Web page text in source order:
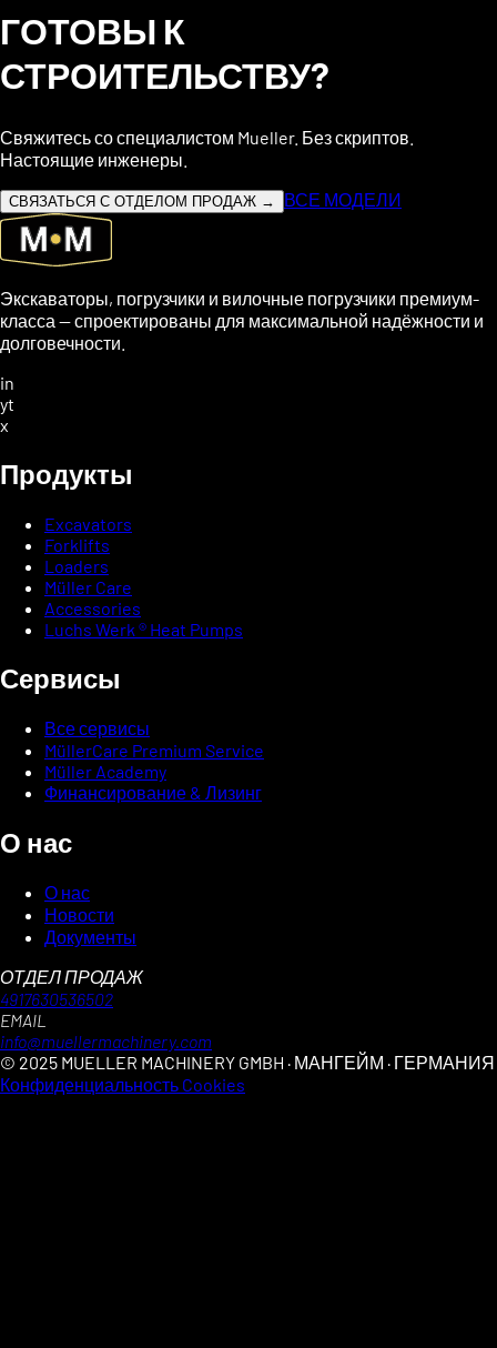
ГОТОВЫ К
СТРОИТЕЛЬСТВУ?
Свяжитесь со специалистом Mueller. Без скриптов.
Настоящие инженеры.
СВЯЗАТЬСЯ С ОТДЕЛОМ ПРОДАЖ → ВСЕ МОДЕЛИ
Экскаваторы, погрузчики и вилочные погрузчики премиум-
класса — спроектированы для максимальной надёжности и
долговечности.
in
yt
x
Продукты
Excavators
Forklifts
Loaders
Müller Care
Accessories
Luchs Werk ® Heat Pumps
Сервисы
Все сервисы
MüllerCare Premium Service
Müller Academy
Финансирование & Лизинг
О нас
О нас
Новости
Документы
ОТДЕЛ ПРОДАЖ
4917630536502
EMAIL
info@muellermachinery.com
© 2025 MUELLER MACHINERY GMBH · МАНГЕЙМ · ГЕРМАНИЯ
Конфиденциальность Cookies